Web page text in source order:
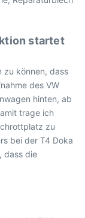
startet
zu können, dass
des VW
hinten, ab
trage ich
zu
bei der T4 Doka
dass die